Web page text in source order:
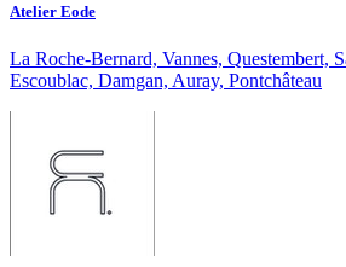
Atelier Eode
La Roche-Bernard, Vannes, Questembert,
Escoublac, Damgan, Auray, Pontchâteau